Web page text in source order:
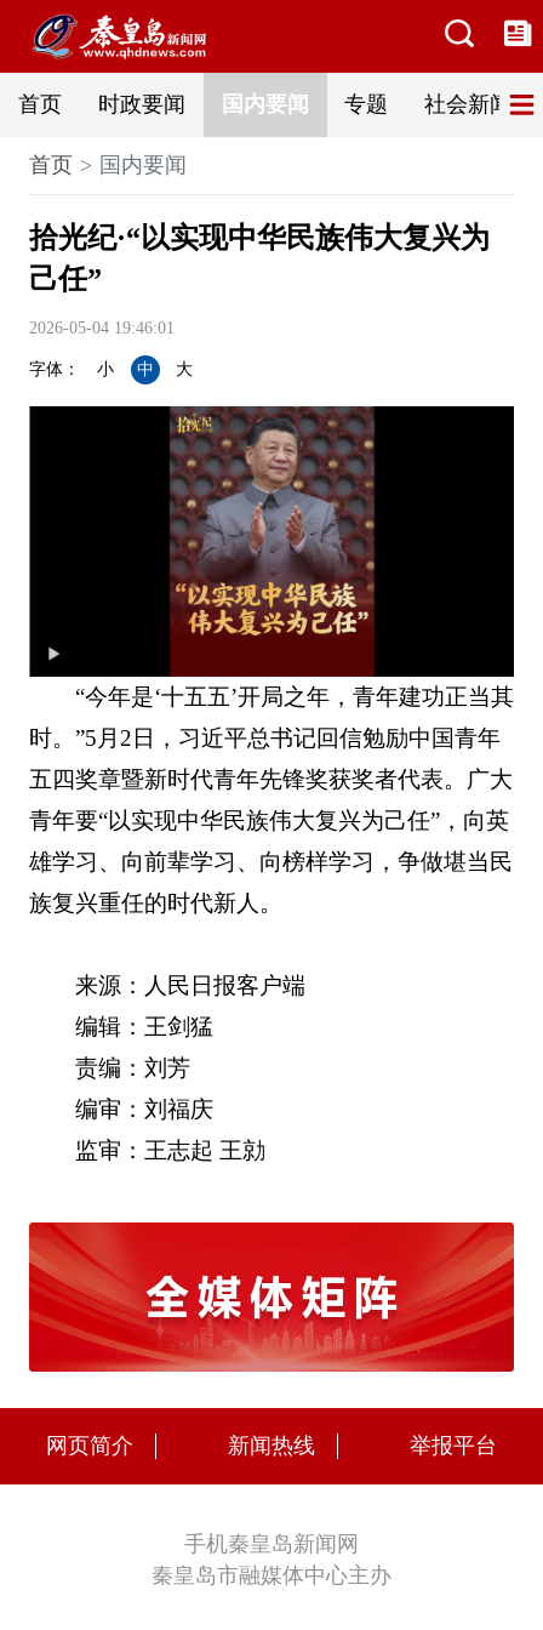
首页 时政要闻 国内要闻 专题 社会新闻
首页 国内要闻
拾光纪·“以实现中华民族伟大复兴为
己任”
2026-05-04 19:46:01
字体： 小 中 大
“今年是‘十五五’开局之年，青年建功正当其
时。”5月2日，习近平总书记回信勉励中国青年
五四奖章暨新时代青年先锋奖获奖者代表。广大
青年要“以实现中华民族伟大复兴为己任”，向英
雄学习、向前辈学习、向榜样学习，争做堪当民
族复兴重任的时代新人。
来源：人民日报客户端
编辑：王剑猛
责编：刘芳
编审：刘福庆
监审：王志起 王勍
网页简介 新闻热线 举报平台
手机秦皇岛新闻网
秦皇岛市融媒体中心主办